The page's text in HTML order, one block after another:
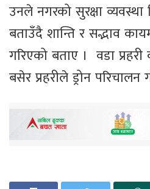
उनले नगरको सुरक्षा
बताउँदै शान्ति र सद्भाव
गरिएको बताए । वडा प्रहरी
बसेर प्रहरीले ड्रोन परिचालन